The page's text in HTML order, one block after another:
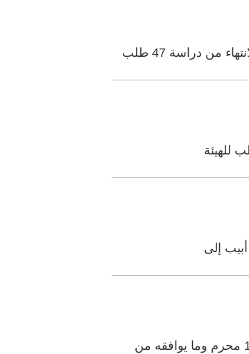
دراسة 47 طلب
للهيئة
أبيب إلى